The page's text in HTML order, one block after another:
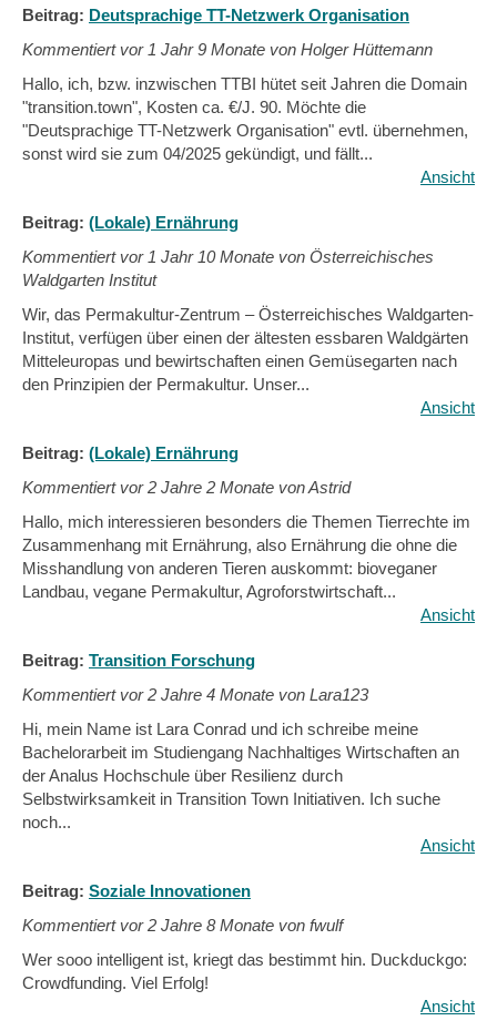
Beitrag: Deutsprachige TT-Netzwerk Organisation
Kommentiert vor 1 Jahr 9 Monate von Holger Hüttemann
Hallo, ich, bzw. inzwischen TTBI hütet seit Jahren die Domain
"transition.town", Kosten ca. €/J. 90. Möchte die
"Deutsprachige TT-Netzwerk Organisation" evtl. übernehmen,
sonst wird sie zum 04/2025 gekündigt, und fällt...
Ansicht
Beitrag: (Lokale) Ernährung
Kommentiert vor 1 Jahr 10 Monate von Österreichisches
Waldgarten Institut
Wir, das Permakultur-Zentrum – Österreichisches Waldgarten-
Institut, verfügen über einen der ältesten essbaren Waldgärten
Mitteleuropas und bewirtschaften einen Gemüsegarten nach
den Prinzipien der Permakultur. Unser...
Ansicht
Beitrag: (Lokale) Ernährung
Kommentiert vor2 Jahre 2 Monate von Astrid
Hallo, mich interessieren besonders die Themen Tierrechte im
Zusammenhang mit Ernährung, also Ernährung die ohne die
Misshandlung von anderen Tieren auskommt: bioveganer
Landbau, vegane Permakultur, Agroforstwirtschaft...
Ansicht
Beitrag: Transition Forschung
Kommentiert vor2 Jahre 4 Monate von Lara123
Hi, mein Name ist Lara Conrad und ich schreibe meine
Bachelorarbeit im Studiengang Nachhaltiges Wirtschaften an
der Analus Hochschule über Resilienz durch
Selbstwirksamkeit in Transition Town Initiativen. Ich suche
noch...
Ansicht
Beitrag: Soziale Innovationen
Kommentiert vor2 Jahre 8 Monate von fwulf
Wer sooo intelligent ist, kriegt das bestimmt hin. Duckduckgo:
Crowdfunding. Viel Erfolg!
Ansicht